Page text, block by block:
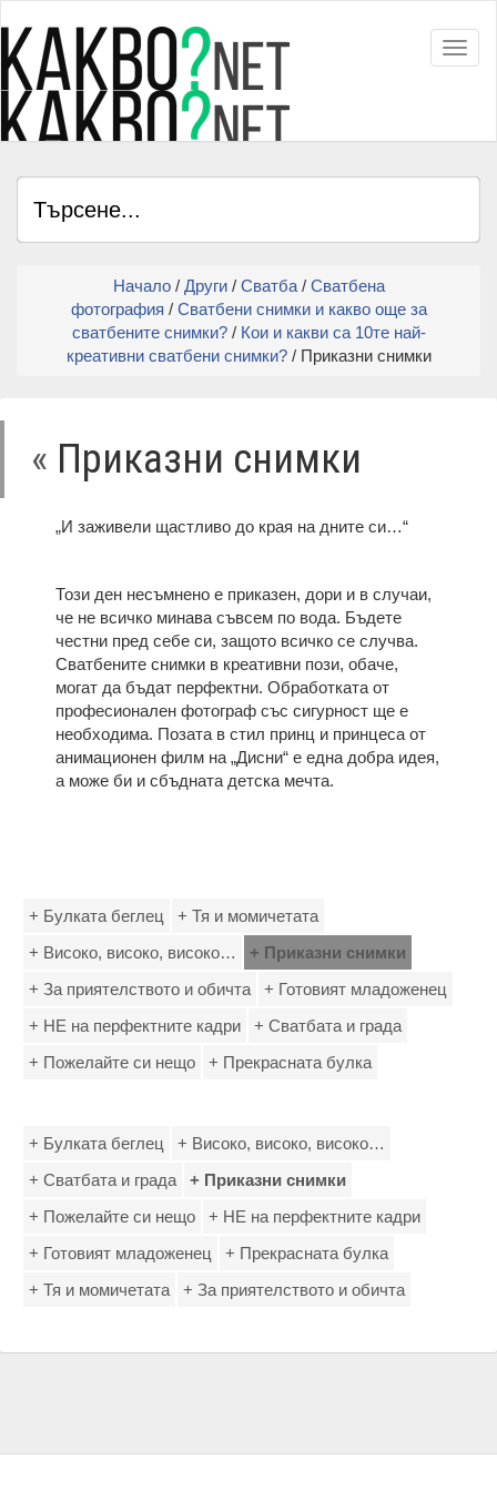
Начало/ Други/ Сватба/ Сватбена
фотография / Сватбени снимки и какво още за
сватбените снимки?/ Кои и какви са 10те най-
креативни сватбени снимки?/ Приказни снимки
« Приказни снимки
„И заживели щастливо до края на дните си…“
Този ден несъмнено е приказен, дори и в случаи,
че не всичко минава съвсем по вода. Бъдете
честни пред себе си, защото всичко се случва.
Сватбените снимки в креативни пози, обаче,
могат да бъдат перфектни. Обработката от
професионален фотограф със сигурност ще е
необходима. Позата в стил принц и принцеса от
анимационен филм на „Дисни“ е една добра идея,
а може би и сбъдната детска мечта.
+ Булката беглец
+ Тя и момичетата
+ Високо, високо, високо…
+ Приказни снимки
+ За приятелството и обичта
+ Готовият младоженец
+ НЕ на перфектните кадри
+ Сватбата и града
+ Пожелайте си нещо
+ Прекрасната булка
+ Булката беглец
+ Високо, високо, високо…
+ Сватбата и града
+ Приказни снимки
+ Пожелайте си нещо
+ НЕ на перфектните кадри
+ Готовият младоженец
+ Прекрасната булка
+ Тя и момичетата
+ За приятелството и обичта